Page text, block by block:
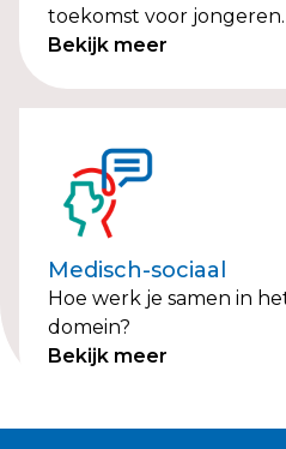
toekomst voor jongeren.
Bekijk meer
Medisch-sociaal
Hoe werk je samen in
domein?
Bekijk meer